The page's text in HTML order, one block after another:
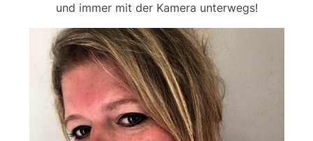
und immer mit der Kamera unterwegs!